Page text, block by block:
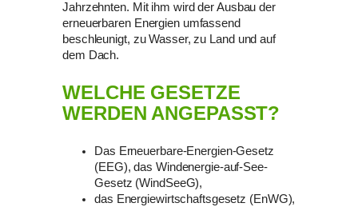
Jahrzehnten. Mit ihm wird der Ausbau der
erneuerbaren Energien umfassend
beschleunigt, zu Wasser, zu Land und auf
dem Dach.
WELCHE GESETZE
WERDEN ANGEPASST?
Das Erneuerbare-Energien-Gesetz
(EEG), das Windenergie-auf-See-
Gesetz (WindSeeG),
das Energiewirtschaftsgesetz (EnWG),